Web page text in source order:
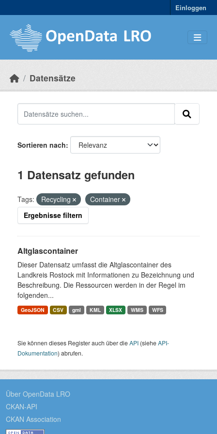
Einloggen
Datensätze
Sortieren nach
1 Datensatz gefunden
Tags: Recycling
Container
Ergebnisse filtern
Altglascontainer
Dieser Datensatz umfasst die Altglascontainer des
Landkreis Rostock mit Informationen zu Bezeichnung und
Beschreibung. Die Ressourcen werden in der Regel im
folgenden...
GeoJSON CSV gml KML XLSX WMS WFS
Sie können dieses Register auch über dieAPI (sieheAPI-
Dokumentation) abrufen.
Über OpenData LRO
CKAN-API
CKAN Association